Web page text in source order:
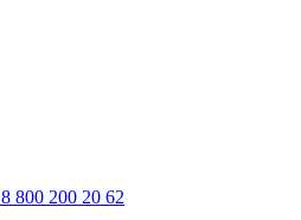
8 800 200 20 62